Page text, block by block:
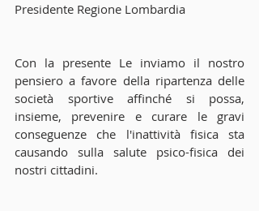
Presidente Regione Lombardia
Con la presente Le inviamo il nostro
pensiero a favore della ripartenza delle
società sportive affinché si possa,
insieme, prevenire e curare le gravi
conseguenze che l'inattività fisica sta
causando sulla salute psico-fisica dei
nostri cittadini.